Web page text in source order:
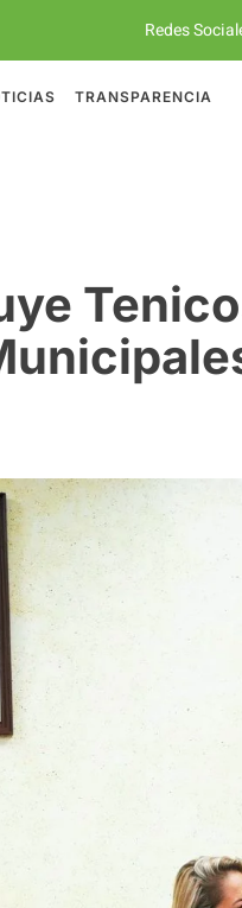
Redes
TRANSPARENCIA